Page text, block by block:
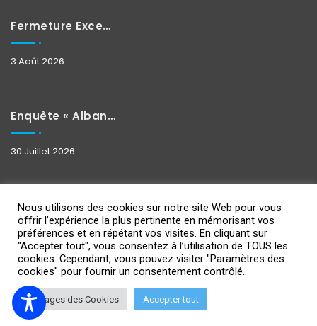
Fermeture Exceptionnelle
3 Août 2026
Enquête « Albane »
30 Juillet 2026
Copyright 2021Design By IPSUMEDIA- Mentions Légales
Nous utilisons des cookies sur notre site Web pour vous
offrir l’expérience la plus pertinente en mémorisant vos
préférences et en répétant vos visites. En cliquant sur
"Accepter tout", vous consentez à l’utilisation de TOUS les
cookies. Cependant, vous pouvez visiter "Paramètres des
cookies" pour fournir un consentement contrôlé..
Réglages des Cookies Accepter tout